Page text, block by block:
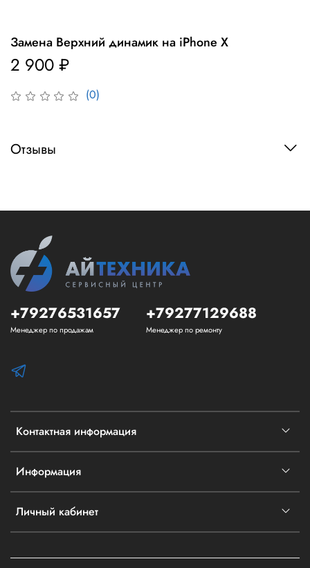
(0)
Замена Верхний динамик на iPhone X
2 900 ₽
Отзывы
Контактная информация
Информация
Личный кабинет
+79276531657
Менеджер по продажам
+79277129688
Менеджер по ремонту